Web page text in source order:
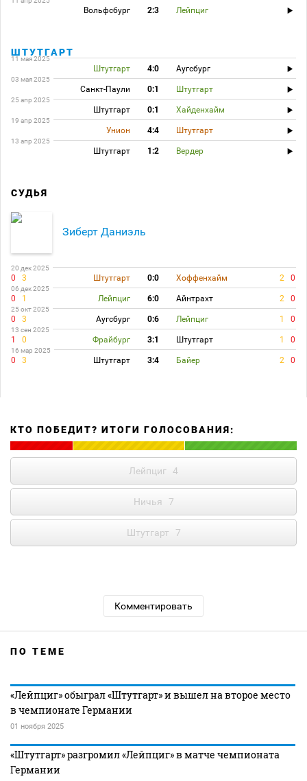
Вольфсбург 2:3 Лейпциг
ШТУТГАРТ
11 мая 2025
Штутгарт 4:0 Аугсбург
03 мая 2025
Санкт-Паули 0:1 Штутгарт
25 апр 2025
Штутгарт 0:1 Хайденхайм
19 апр 2025
Унион 4:4 Штутгарт
13 апр 2025
Штутгарт 1:2 Вердер
СУДЬЯ
Зиберт Даниэль
20 дек 2025
0 3 Штутгарт 0:0 Хоффенхайм 2 0
06 дек 2025
0 1 Лейпциг 6:0 Айнтрахт 2 0
25 окт 2025
0 3 Аугсбург 0:6 Лейпциг 1 0
13 сен 2025
1 0 Фрайбург 3:1 Штутгарт 1 0
16 мар 2025
0 3 Штутгарт 3:4 Байер 2 0
КТО ПОБЕДИТ? ИТОГИ ГОЛОСОВАНИЯ:
Лейпциг 4
Ничья 7
Штутгарт 7
Комментировать
ПО ТЕМЕ
«Лейпциг» обыграл «Штутгарт» и вышел на второе место
в чемпионате Германии
01 ноября 2025
«Штутгарт» разгромил «Лейпциг» в матче чемпионата
Германии